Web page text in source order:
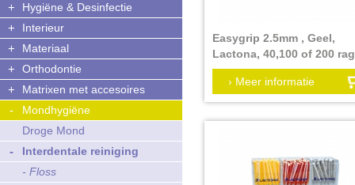
+ Hygiëne & Desinfectie
+ Interieur
+ Materiaal
+ Orthodontie
+ Matrixen met accesoires
-
Mondhygiëne
Droge Mond
-
Interdentale reiniging
- Floss
Easygrip 2.5mm , Geel,
Lactona, 40,100 of 200
per verpakking
Verpakkingseenheid:
› Meer informatie